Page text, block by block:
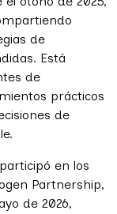
de
Está
de
prácticos
de
en los
Partnership,
de 2026,